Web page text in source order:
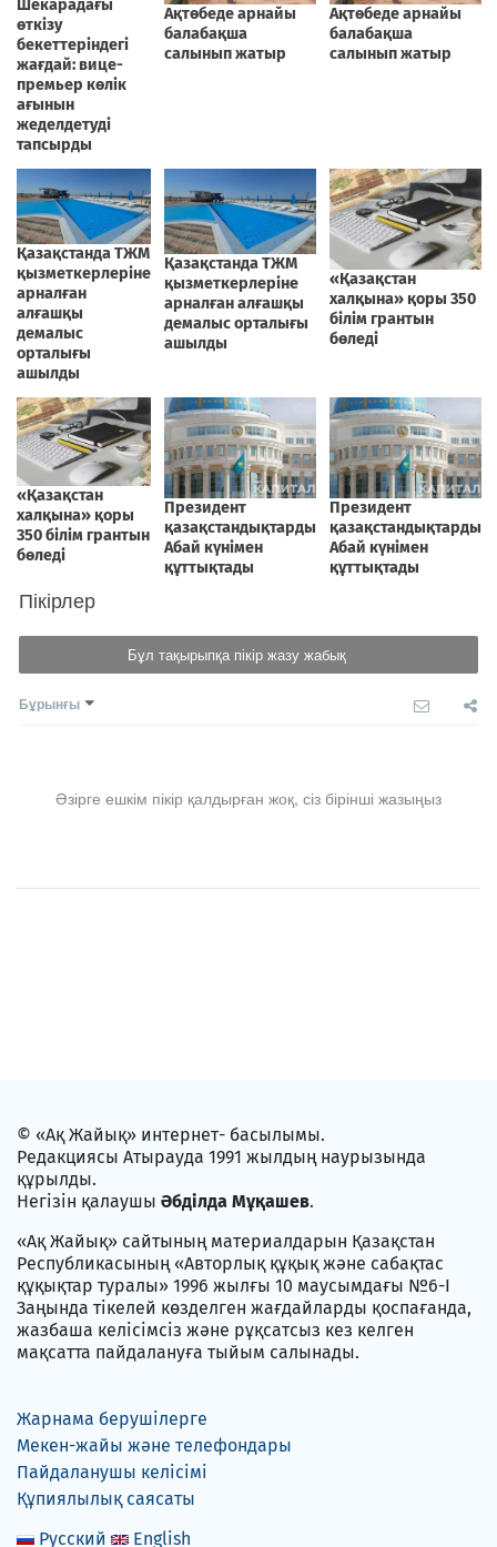
Пікірлер
Бұл тақырыпқа пікір жазу жабық
Бұрынғы
Әзірге ешкім пікір қалдырған жоқ, сіз бірінші жазыңыз
© «Ақ Жайық» интернет- басылымы.
Редакциясы Атырауда 1991 жылдың наурызында
құрылды.
Негізін қалаушы Әбділда Мұқашев.
«Ақ Жайық» сайтының материалдарын Қазақстан
Республикасының «Авторлық құқық және сабақтас
құқықтар туралы» 1996 жылғы 10 маусымдағы №6-I
Заңында тікелей көзделген жағдайларды қоспағанда,
жазбаша келісімсіз және рұқсатсыз кез келген
мақсатта пайдалануға тыйым салынады.
Жарнама берушілерге
Мекен-жайы және телефондары
Пайдаланушы келісімі
Құпиялылық саясаты
Русский
English